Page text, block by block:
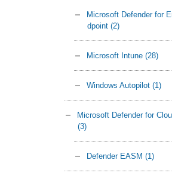
Microsoft Defender for
dpoint (2)
Microsoft Intune (28)
Windows Autopilot (1)
Microsoft Defender for
(3)
Defender EASM (1)